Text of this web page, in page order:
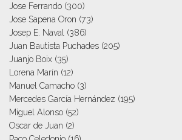
Jose Ferrando (300)
Jose Sapena Oron (73)
Josep E. Naval
(386)
Juan Bautista Puchades (205)
Juanjo Boix (35)
Lorena Marín (12)
Manuel Camacho (3)
Mercedes García Hernández (195)
Miguel Alonso (52)
Oscar de Juan (2)